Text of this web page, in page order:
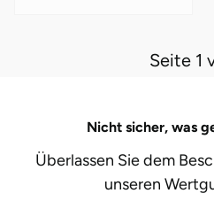
Seite 1
Nicht sicher, was
Überlassen Sie dem
unseren